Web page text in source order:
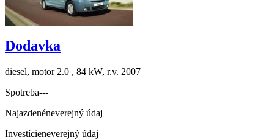
Dodavka
diesel, motor 2.0 , 84 kW, r.v. 2007
Spotreba---
Najazdenéneverejný údaj
Investícieneverejný údaj